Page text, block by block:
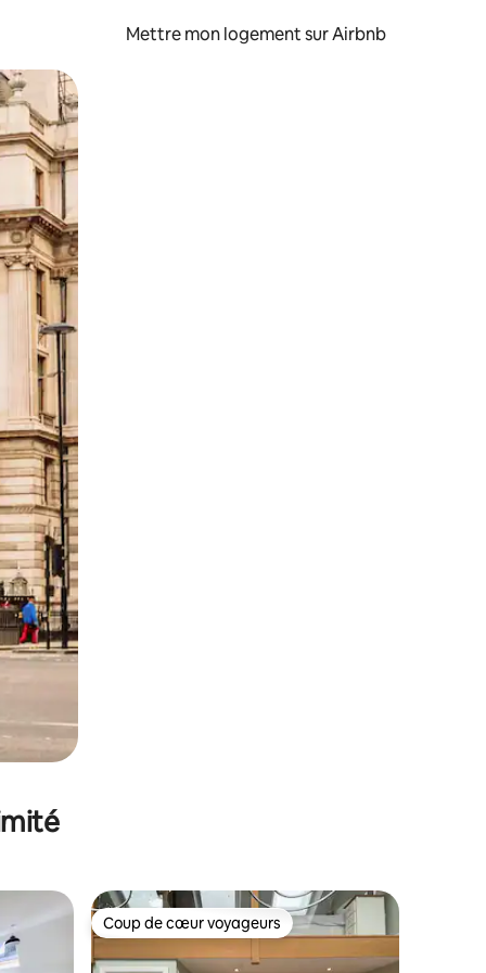
Mettre mon logement sur Airbnb
glisser.
Coup de cœur voyageurs
Coup de cœur voyageurs